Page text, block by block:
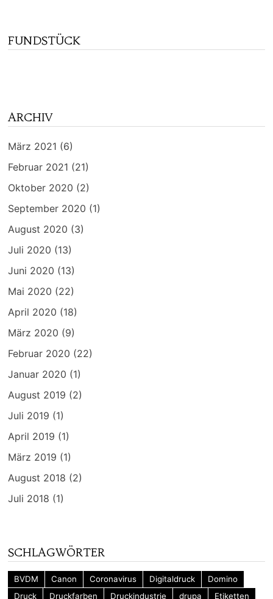
FUNDSTÜCK
ARCHIV
März 2021 (6)
Februar 2021 (21)
Oktober 2020 (2)
September 2020 (1)
August 2020 (3)
Juli 2020 (13)
Juni 2020 (13)
Mai 2020 (22)
April 2020 (18)
März 2020 (9)
Februar 2020 (22)
Januar 2020 (1)
August 2019 (2)
Juli 2019 (1)
April 2019 (1)
März 2019 (1)
August 2018 (2)
Juli 2018 (1)
SCHLAGWÖRTER
BVDM Canon Coronavirus Digitaldruck
Domino
Druck
Druckfarben Druckindustrie drupa Etiketten